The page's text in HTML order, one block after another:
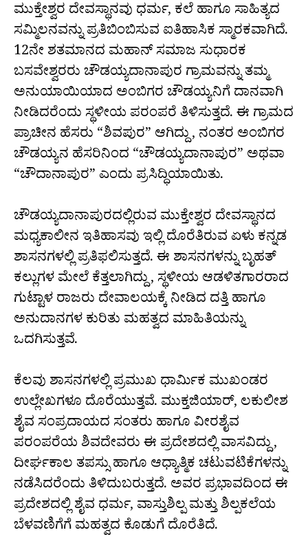
ಮುಕ್ತೇಶ್ವರ ದೇವಸ್ಥಾನವು ಧರ್ಮ, ಕಲೆ ಹಾಗೂ ಸಾಹಿತ್ಯದ
ಸಮ್ಮಿಲನವನ್ನು ಪ್ರತಿಬಿಂಬಿಸುವ ಐತಿಹಾಸಿಕ ಸ್ಮಾರಕವಾಗಿದೆ.
12ನೇ ಶತಮಾನದ ಮಹಾನ್ ಸಮಾಜ ಸುಧಾರಕ
ಬಸವೇಶ್ವರರು ಚೌಡಯ್ಯದಾನಾಪುರ ಗ್ರಾಮವನ್ನು ತಮ್ಮ
ಅನುಯಾಯಿಯಾದ ಅಂಬಿಗರ ಚೌಡಯ್ಯನಿಗೆ ದಾನವಾಗಿ
ನೀಡಿದರೆಂದು ಸ್ಥಳೀಯ ಪರಂಪರೆ ತಿಳಿಸುತ್ತದೆ. ಈ ಗ್ರಾಮದ
ಪ್ರಾಚೀನ ಹೆಸರು “ಶಿವಪುರ” ಆಗಿದ್ದು, ನಂತರ ಅಂಬಿಗರ
ಚೌಡಯ್ಯನ ಹೆಸರಿನಿಂದ “ಚೌಡಯ್ಯದಾನಾಪುರ” ಅಥವಾ
“ಚೌದಾನಾಪುರ” ಎಂದು ಪ್ರಸಿದ್ಧಿಯಾಯಿತು.
ಚೌಡಯ್ಯದಾನಾಪುರದಲ್ಲಿರುವ ಮುಕ್ತೇಶ್ವರ ದೇವಸ್ಥಾನದ
ಮಧ್ಯಕಾಲೀನ ಇತಿಹಾಸವು ಇಲ್ಲಿ ದೊರೆತಿರುವ ಏಳು ಕನ್ನಡ
ಶಾಸನಗಳಲ್ಲಿ ಪ್ರತಿಫಲಿಸುತ್ತದೆ. ಈ ಶಾಸನಗಳನ್ನು ಬೃಹತ್
ಕಲ್ಲುಗಳ ಮೇಲೆ ಕೆತ್ತಲಾಗಿದ್ದು, ಸ್ಥಳೀಯ ಆಡಳಿತಗಾರರಾದ
ಗುಟ್ಟಾಳ ರಾಜರು ದೇವಾಲಯಕ್ಕೆ ನೀಡಿದ ದತ್ತಿ ಹಾಗೂ
ಅನುದಾನಗಳ ಕುರಿತು ಮಹತ್ವದ ಮಾಹಿತಿಯನ್ನು
ಒದಗಿಸುತ್ತವೆ.
ಕೆಲವು ಶಾಸನಗಳಲ್ಲಿ ಪ್ರಮುಖ ಧಾರ್ಮಿಕ ಮುಖಂಡರ
ಉಲ್ಲೇಖಗಳೂ ದೊರೆಯುತ್ತವೆ. ಮುಕ್ತಜಿಯಾರ್, ಲಕುಲೀಶ
ಶೈವ ಸಂಪ್ರದಾಯದ ಸಂತರು ಹಾಗೂ ವೀರಶೈವ
ಪರಂಪರೆಯ ಶಿವದೇವರು ಈ ಪ್ರದೇಶದಲ್ಲಿ ವಾಸವಿದ್ದು,
ದೀರ್ಘಕಾಲ ತಪಸ್ಸು ಹಾಗೂ ಆಧ್ಯಾತ್ಮಿಕ ಚಟುವಟಿಕೆಗಳನ್ನು
ನಡೆಸಿದರೆಂದು ತಿಳಿದುಬರುತ್ತದೆ. ಅವರ ಪ್ರಭಾವದಿಂದ ಈ
ಪ್ರದೇಶದಲ್ಲಿ ಶೈವ ಧರ್ಮ, ವಾಸ್ತುಶಿಲ್ಪ ಮತ್ತು ಶಿಲ್ಪಕಲೆಯ
ಬೆಳವಣಿಗೆಗೆ ಮಹತ್ವದ ಕೊಡುಗೆ ದೊರೆತಿದೆ.